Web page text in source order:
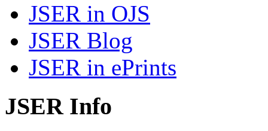
JSER in OJS
JSER Blog
JSER in ePrints
JSER Info